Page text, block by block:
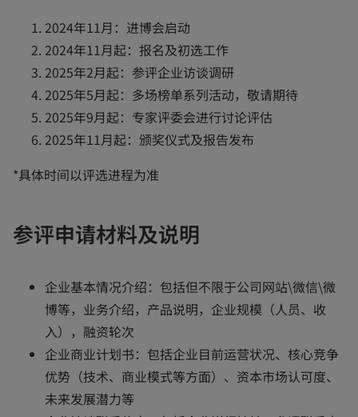
2024年11月：进博会启动
2024年11月起：报名及初选工作
2025年2月起：参评企业访谈调研
2025年5月起：多场榜单系列活动，敬请期待
2025年9月起：专家评委会进行讨论评估
2025年11月起：颁奖仪式及报告发布
*具体时间以评选进程为准
参评申请材料及说明
企业基本情况介绍：包括但不限于公司网站\微信\微
博等，业务介绍，产品说明，企业规模（人员、收
入），融资轮次
企业商业计划书：包括企业目前运营状况、核心竞争
优势（技术、商业模式等方面）、资本市场认可度、
未来发展潜力等